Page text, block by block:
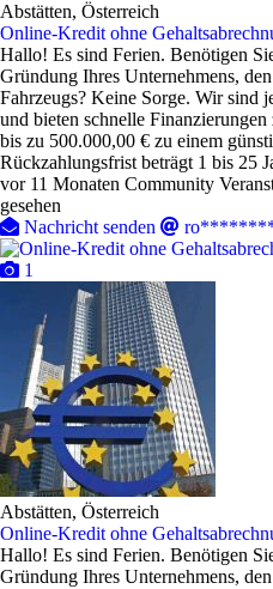
Abstätten, Österreich
Online-Kredit ohne
Hallo! Es sind Ferien. Benötigen
Gründung Ihres Unternehmens,
Fahrzeugs? Keine Sorge. Wir sind
und bieten schnelle
bis zu 500.000,00 € zu einem
Rückzahlungsfrist beträgt 1 bis 25
vor 11 Monaten Community
gesehen
Nachricht senden
1
Abstätten, Österreich
Online-Kredit ohne
Hallo! Es sind Ferien. Benötigen
Gründung Ihres Unternehmens,